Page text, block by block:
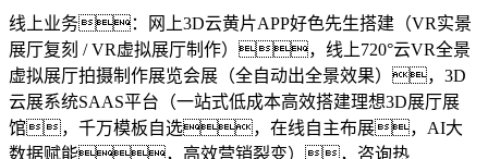
线上业务：网上3D云黄片APP好色先生搭建（VR实景
展厅复刻 / VR虚拟展厅制作），线上720°云VR全景
虚拟展厅拍摄制作展览会展（全自动出全景效果），3D
云展系统SAAS平台（一站式低成本高效搭建理想3D展厅展
馆，千万模板自选，在线自主布展，AI大
数据赋能，高效营销裂变），咨询热